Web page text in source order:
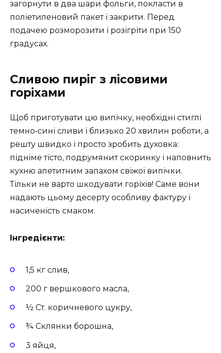
загорнути в два шари фольги, покласти в
поліетиленовий пакет і закрити. Перед
подачею розморозити і розігріти при 150
градусах.
Сливою пиріг з лісовими
горіхами
Щоб приготувати цю випічку, необхідні стиглі
темно‑сині сливи і близько 20 хвилин роботи, а
решту швидко і просто зробить духовка:
підніме тісто, подрумянит скоринку і наповнить
кухню апетитним запахом свіжої випічки.
Тільки не варто шкодувати горіхів! Саме вони
надають цьому десерту особливу фактуру і
насиченість смаком.
Інгредієнти:
1,5 кг слив,
200 г вершкового масла,
½ Ст. коричневого цукру,
¾ Склянки борошна,
3 яйця,